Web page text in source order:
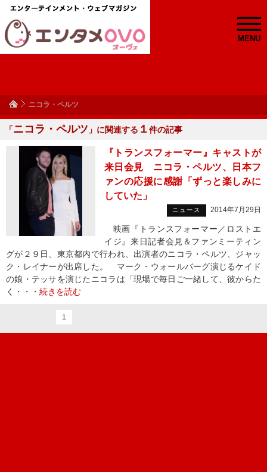
MENU
ニコラ・ペルツ
「ニコラ・ペルツ 」に関連する １ 件の記事
『トランスフォーマー』キャストが
来日会見 ニコラ・ペルツ、日本フ
ァンの応援に感謝「ずっと楽しみに
していた」
ニュース 2014年7月29日
映画『トランスフォーマー／ロストエ
イジ』来日記者会見＆ファンミーティン
グが２９日、東京都内で行われ、出演者のニコラ・ペルツ、ジャッ
ク・レイナーが出席した。 マーク・ウォールバーグ演じるケイド
の娘・テッサを演じたニコラは「現場で毎日ご一緒して、彼からた
く・・・ 続きを読む
1